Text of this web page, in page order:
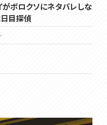
がボロクソにネタバレしな
目探偵